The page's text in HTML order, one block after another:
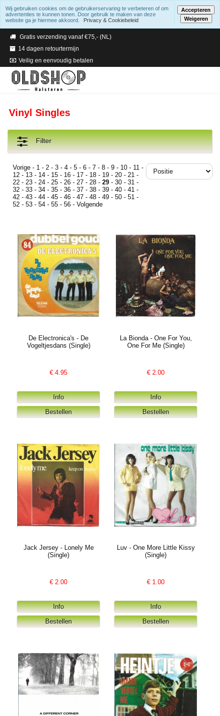
Verzending binnen 2 a 3 werkdagen
Gratis verzending vanaf €75,- (NL)
14 dagen retourtermijn
Veilig en eenvoudig betalen
Vinyl Singles
Filter
Vorige - 1 - 2 - 3 - 4 - 5 - 6 - 7 - 8 - 9 - 10 - 11 -
12 - 13 - 14 - 15 - 16 - 17 - 18 - 19 - 20 - 21 -
22 - 23 - 24 - 25 - 26 - 27 - 28 - 29 - 30 - 31 -
32 - 33 - 34 - 35 - 36 - 37 - 38 - 39 - 40 - 41 -
42 - 43 - 44 - 45 - 46 - 47 - 48 - 49 - 50 - 51 -
52 - 53 - 54 - 55 - 56 - Volgende
De Electronica's - De
Vogeltjesdans (Single)
€4.95
La Bionda - One For You,
One For Me (Single)
€ 2.00
Jack Jersey - Lonely Me
(Single)
€ 2.00
Luv - One More Little Kissy
(Single)
€ 1.00
Wij gebruiken cookies om de gebruikerservaring te verbeteren of om
advertenties te kunnen tonen. Door gebruik te maken van deze
website ga je hiermee akkoord.
Privacy & Cookiebeleid
Accepteren
Weigeren